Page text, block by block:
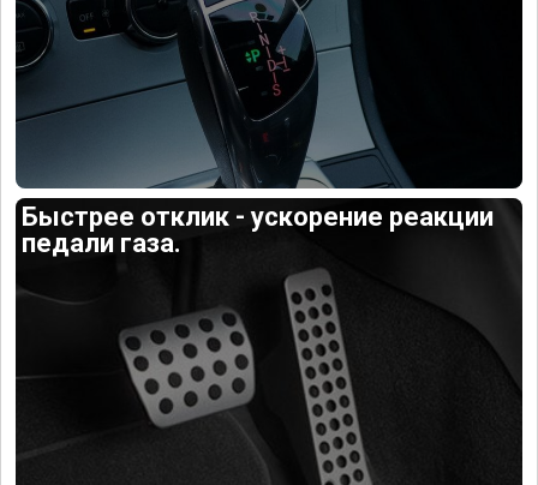
Быстрее отклик - ускорение реакции
педали газа.